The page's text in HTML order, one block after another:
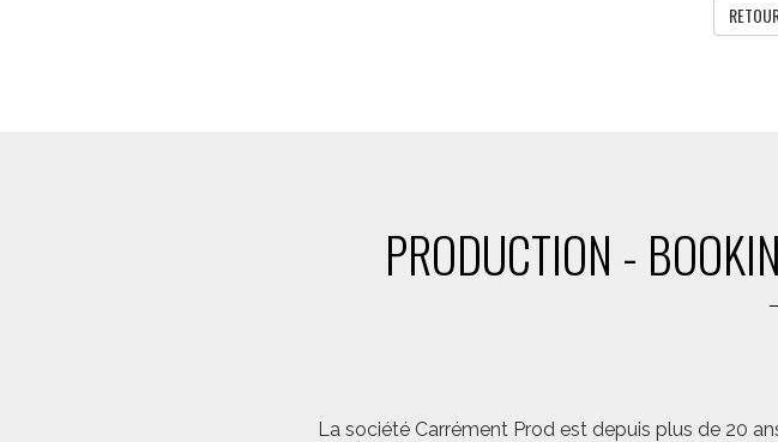
PRODUCTION -
La société Carrément Prod est depuis plus de 20